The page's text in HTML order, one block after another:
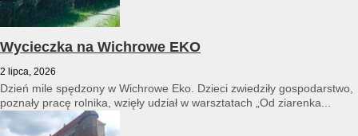
Wycieczka na Wichrowe EKO
2 lipca, 2026
Dzień mile spędzony w Wichrowe Eko. Dzieci zwiedziły gospodarstwo,
poznały pracę rolnika, wzięły udział w warsztatach „Od ziarenka...